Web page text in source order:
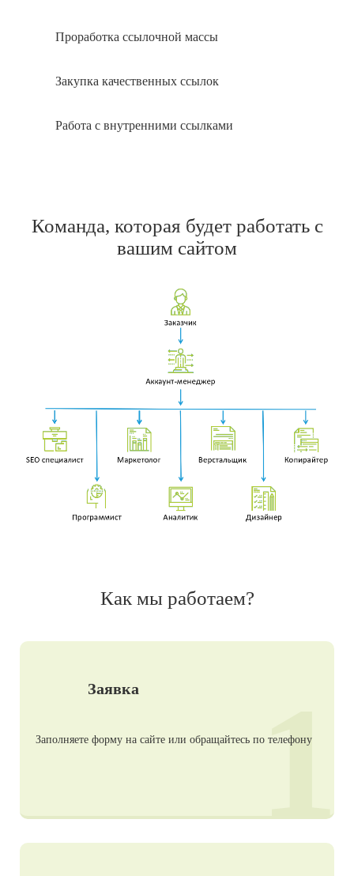
Проработка ссылочной массы
Закупка качественных ссылок
Работа с внутренними ссылками
Команда, которая будет работать с
вашим сайтом
Как мы работаем?
Заявка
Заполняете форму на сайте или обращайтесь по телефону
1